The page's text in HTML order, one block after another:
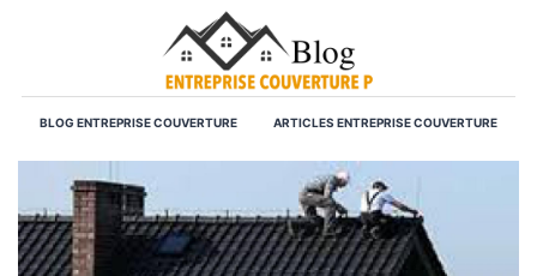
BLOG ENTREPRISE COUVERTURE ARTICLES ENTREPRISE COUVERTURE